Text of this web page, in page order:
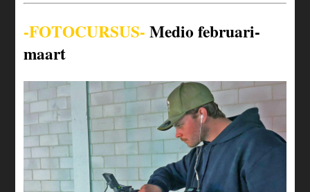
-FOTOCURSUS-Medio februari-
maart